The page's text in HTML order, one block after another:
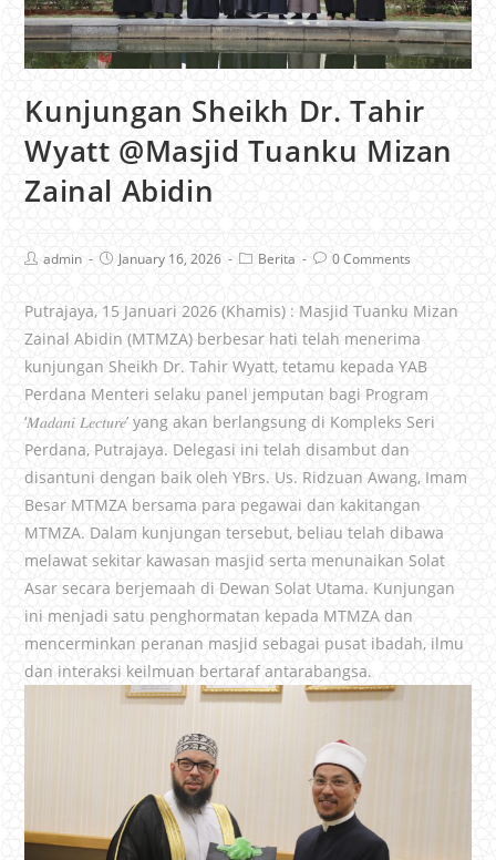
Kunjungan Sheikh Dr. Tahir
Wyatt @Masjid Tuanku Mizan
Zainal Abidin
admin January 16, 2026 Berita 0 Comments
Putrajaya, 15 Januari 2026 (Khamis) : Masjid Tuanku Mizan
Zainal Abidin (MTMZA) berbesar hati telah menerima
kunjungan Sheikh Dr. Tahir Wyatt, tetamu kepada YAB
Perdana Menteri selaku panel jemputan bagi Program
‘𝑀𝑎𝑑𝑎𝑛𝑖 𝐿𝑒𝑐𝑡𝑢𝑟𝑒’ yang akan berlangsung di Kompleks Seri
Perdana, Putrajaya. Delegasi ini telah disambut dan
disantuni dengan baik oleh YBrs. Us. Ridzuan Awang, Imam
Besar MTMZA bersama para pegawai dan kakitangan
MTMZA. Dalam kunjungan tersebut, beliau telah dibawa
melawat sekitar kawasan masjid serta menunaikan Solat
Asar secara berjemaah di Dewan Solat Utama. Kunjungan
ini menjadi satu penghormatan kepada MTMZA dan
mencerminkan peranan masjid sebagai pusat ibadah, ilmu
dan interaksi keilmuan bertaraf antarabangsa.